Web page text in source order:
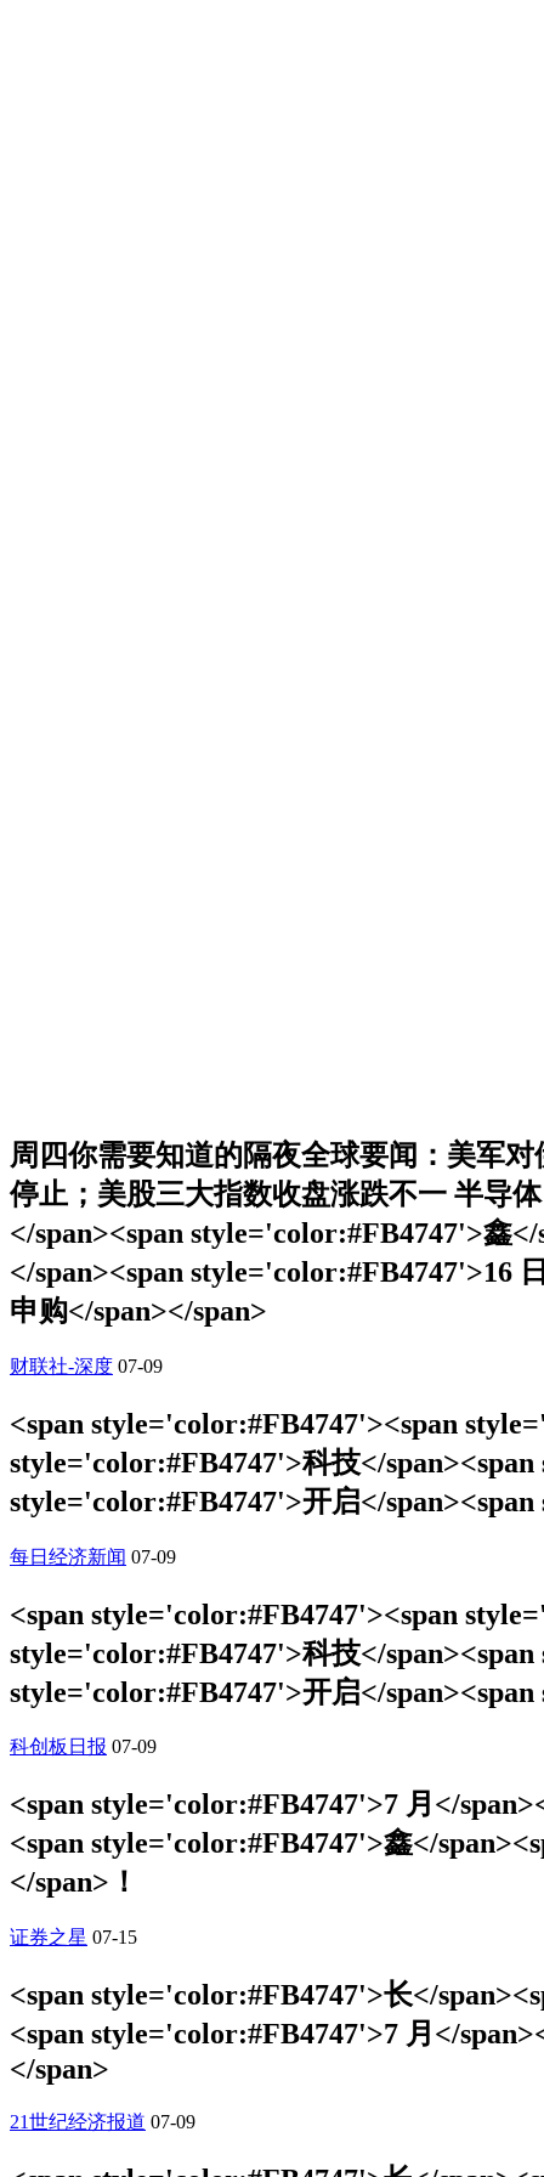
周四你需要知道的隔夜全球要闻：美军
停止；美股三大指数收盘涨跌不一 半导
</span><span style='color:#FB4747'>鑫
</span><span style='color:#FB4747'>16
申购</span></span>
财联社-深度 07-09
<span style='color:#FB4747'><span
style='color:#FB4747'>科技</
style='color:#FB4747'>开启</
每日经济新闻 07-09
<span style='color:#FB4747'><span
style='color:#FB4747'>科技</
style='color:#FB4747'>开启</
科创板日报 07-09
<span style='color:#FB4747'>7 月</
<span style='color:#FB4747'>鑫</
</span>！
证券之星 07-15
<span style='color:#FB4747'>长</
<span style='color:#FB4747'>7 月</
</span>
21世纪经济报道 07-09